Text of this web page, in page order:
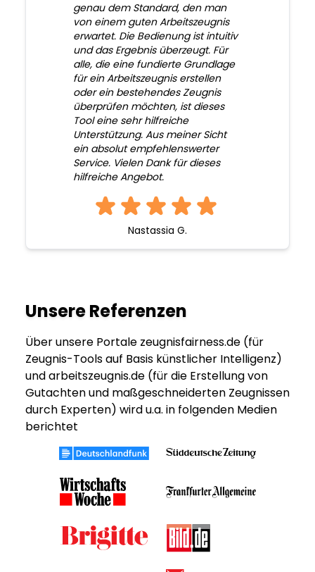
genau dem Standard, den man
von einem guten Arbeitszeugnis
erwartet. Die Bedienung ist intuitiv
und das Ergebnis überzeugt. Für
alle, die eine fundierte Grundlage
für ein Arbeitszeugnis erstellen
oder ein bestehendes Zeugnis
überprüfen möchten, ist dieses
Tool eine sehr hilfreiche
Unterstützung. Aus meiner Sicht
ein absolut empfehlenswerter
Service. Vielen Dank für dieses
hilfreiche Angebot.
Nastassia G.
Unsere Referenzen
Über unsere Portale zeugnisfairness.de (für
Zeugnis-Tools auf Basis künstlicher Intelligenz)
und arbeitszeugnis.de (für die Erstellung von
Gutachten und maßgeschneiderten Zeugnissen
durch Experten) wird u.a. in folgenden Medien
berichtet